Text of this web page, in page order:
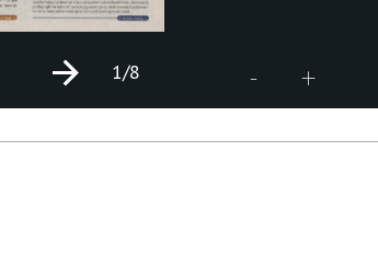
- +
1/8